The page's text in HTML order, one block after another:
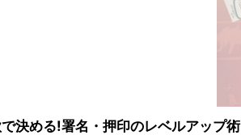
める!署名・押印のレベルアップ術